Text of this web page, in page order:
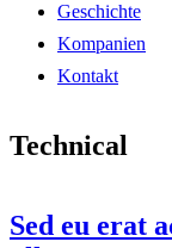
Geschichte
Kompanien
Kontakt
Technical
Sed eu erat